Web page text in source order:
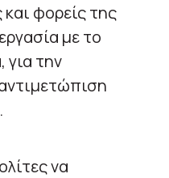
φορείς της
με το
την
να